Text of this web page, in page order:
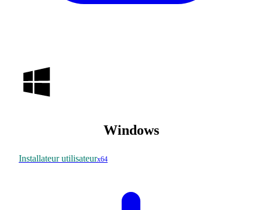
Windows
Installateur utilisateurx64